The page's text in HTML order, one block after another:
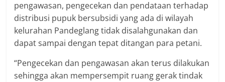
pengawasan, pengecekan dan pendataan terhadap
distribusi pupuk bersubsidi yang ada di wilayah
kelurahan Pandeglang tidak disalahgunakan dan
dapat sampai dengan tepat ditangan para petani.
“Pengecekan dan pengawasan akan terus dilakukan
sehingga akan mempersempit ruang gerak tindak